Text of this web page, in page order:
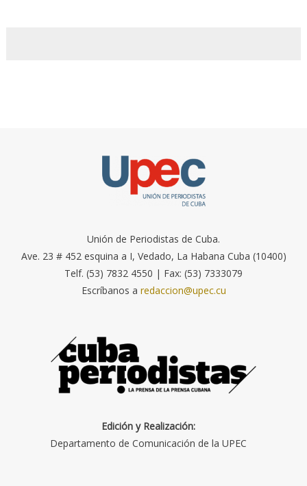
Unión de Periodistas de Cuba.
Ave. 23 # 452 esquina a I, Vedado, La Habana Cuba (10400)
Telf. (53) 7832 4550 | Fax: (53) 7333079
Escríbanos a redaccion@upec.cu
Edición y Realización:
Departamento de Comunicación de la UPEC